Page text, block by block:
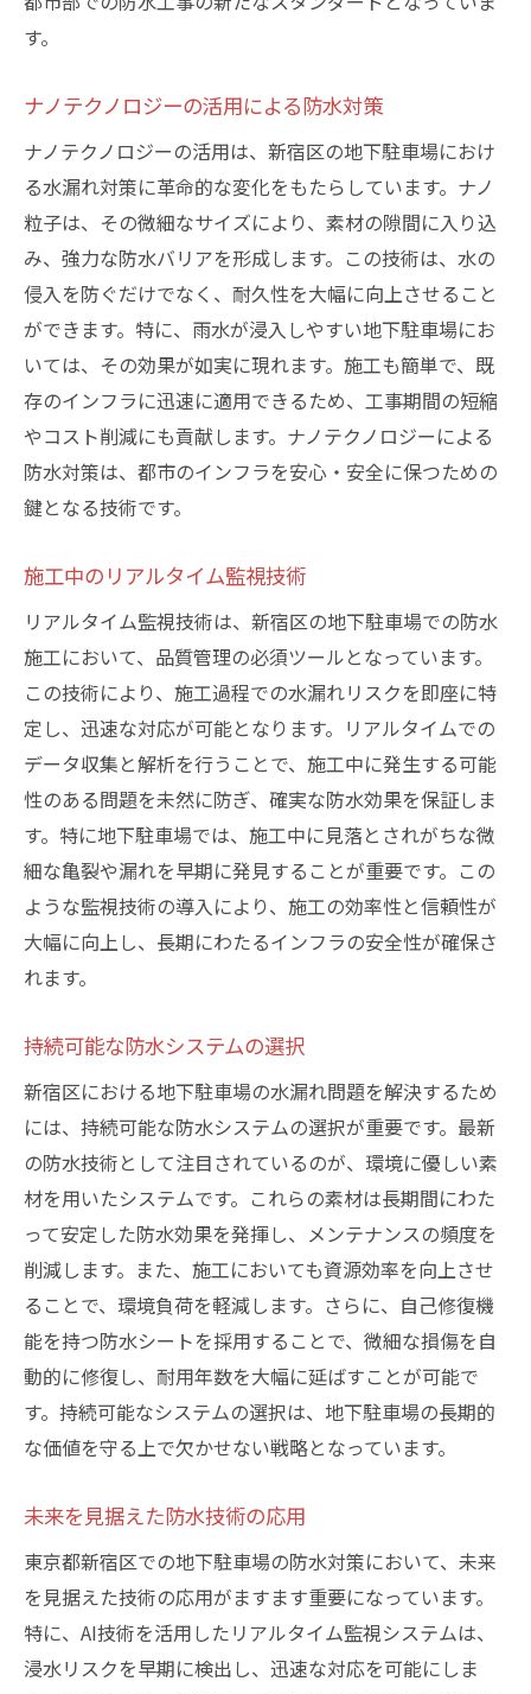
す。
ナノテクノロジーの活用による防水対策
ナノテクノロジーの活用は、新宿区の地下駐車場におけ
る水漏れ対策に革命的な変化をもたらしています。ナノ
粒子は、その微細なサイズにより、素材の隙間に入り込
み、強力な防水バリアを形成します。この技術は、水の
侵入を防ぐだけでなく、耐久性を大幅に向上させること
ができます。特に、雨水が浸入しやすい地下駐車場にお
いては、その効果が如実に現れます。施工も簡単で、既
存のインフラに迅速に適用できるため、工事期間の短縮
やコスト削減にも貢献します。ナノテクノロジーによる
防水対策は、都市のインフラを安心・安全に保つための
鍵となる技術です。
施工中のリアルタイム監視技術
リアルタイム監視技術は、新宿区の地下駐車場での防水
施工において、品質管理の必須ツールとなっています。
この技術により、施工過程での水漏れリスクを即座に特
定し、迅速な対応が可能となります。リアルタイムでの
データ収集と解析を行うことで、施工中に発生する可能
性のある問題を未然に防ぎ、確実な防水効果を保証しま
す。特に地下駐車場では、施工中に見落とされがちな微
細な亀裂や漏れを早期に発見することが重要です。この
ような監視技術の導入により、施工の効率性と信頼性が
大幅に向上し、長期にわたるインフラの安全性が確保さ
れます。
持続可能な防水システムの選択
新宿区における地下駐車場の水漏れ問題を解決するため
には、持続可能な防水システムの選択が重要です。最新
の防水技術として注目されているのが、環境に優しい素
材を用いたシステムです。これらの素材は長期間にわた
って安定した防水効果を発揮し、メンテナンスの頻度を
削減します。また、施工においても資源効率を向上させ
ることで、環境負荷を軽減します。さらに、自己修復機
能を持つ防水シートを採用することで、微細な損傷を自
動的に修復し、耐用年数を大幅に延ばすことが可能で
す。持続可能なシステムの選択は、地下駐車場の長期的
な価値を守る上で欠かせない戦略となっています。
未来を見据えた防水技術の応用
東京都新宿区での地下駐車場の防水対策において、未来
を見据えた技術の応用がますます重要になっています。
特に、AI技術を活用したリアルタイム監視システムは、
浸水リスクを早期に検出し、迅速な対応を可能にしま